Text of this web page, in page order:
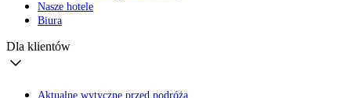
Nasze hotele
Biura
Dla klientów
Aktualne wytyczne przed podróżą